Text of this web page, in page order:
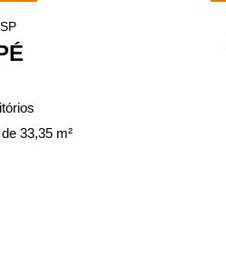
33,35 m²